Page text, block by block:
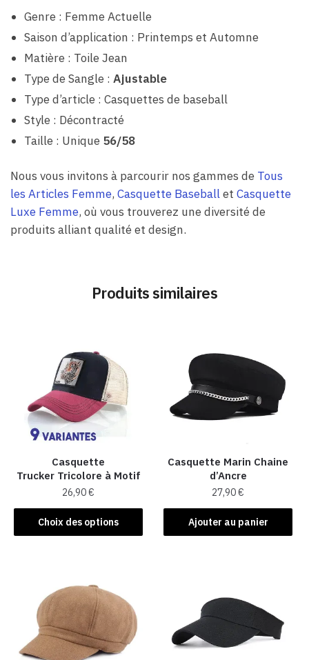
Genre : Femme Actuelle
Saison d’application : Printemps et Automne
Matière : Toile Jean
Type de Sangle : Ajustable
Type d’article : Casquettes de baseball
Style : Décontracté
Taille : Unique 56/58
Nous vous invitons à parcourir nos gammes de Tous
les Articles Femme, Casquette Baseballet Casquette
Luxe Femme, où vous trouverez une diversité de
produits alliant qualité et design.
Produits similaires
Casquette
Trucker Tricolore à Motif
26,90€
Choix des options
Ce
produit
variations.
Les
options
peuvent
être
Casquette Marin Chaine
d’Ancre
27,90€
Ajouter au panier